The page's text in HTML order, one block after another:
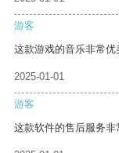
游客
这款游戏的音乐非常优
2025-01-01
游客
这款软件的售后服务非